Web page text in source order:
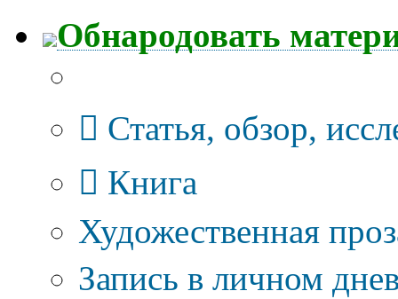
Обнародовать
Статья, обзор,
Книга
Художественная
Запись в личном